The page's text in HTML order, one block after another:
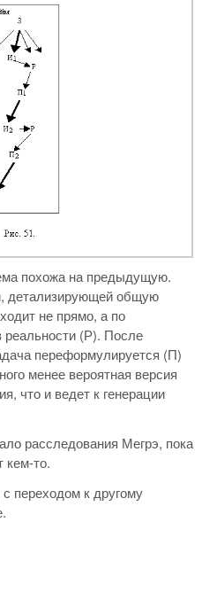
похожа на предыдущую.
детализирующей общую
не прямо, а по
реальности (Р). После
переформулируется (П)
менее вероятная версия
что и ведет к генерации
расследования Мегрэ, пока
кем-то.
переходом к другому